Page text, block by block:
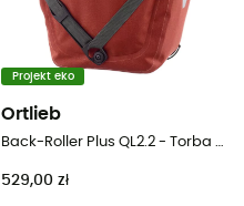
Projekt eko
Ortlieb
529,00 zł